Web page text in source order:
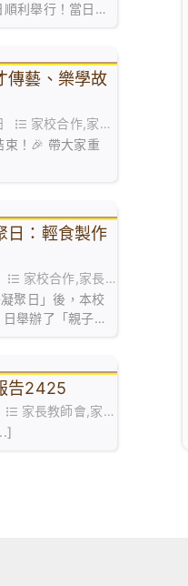
利舉行！當日禮
傳藝、樂學故
束！🎉 帶大家重
日：輕食製作
聚日」後，本校
舉辦了「親子重
實踐正向溝通。
告2425
息
度報 [...]